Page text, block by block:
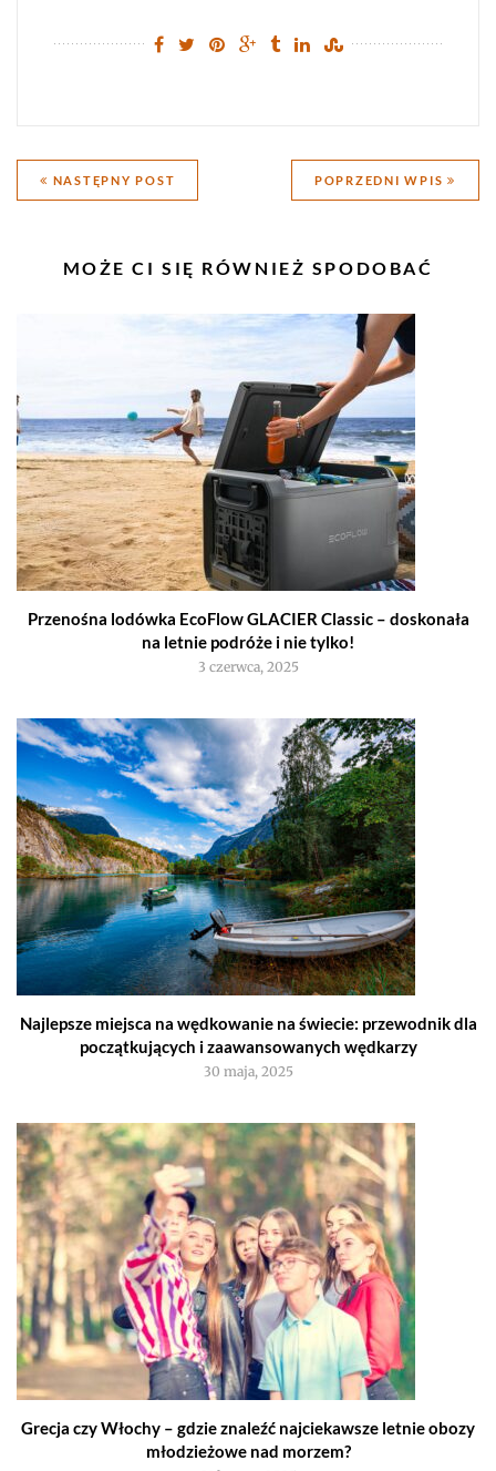
Nawigacja
wpisu
POPRZEDNI WPIS
NASTĘPNY POST
PODOBNE
MOŻE CI SIĘ RÓWNIEŻ SPODOBAĆ
Przenośna lodówka EcoFlow GLACIER Classic – doskonała
na letnie podróże i nie tylko!
3 czerwca, 2025
Najlepsze miejsca na wędkowanie na świecie: przewodnik dla
początkujących i zaawansowanych wędkarzy
30 maja, 2025
Grecja czy Włochy – gdzie znaleźć najciekawsze letnie obozy
młodzieżowe nad morzem?